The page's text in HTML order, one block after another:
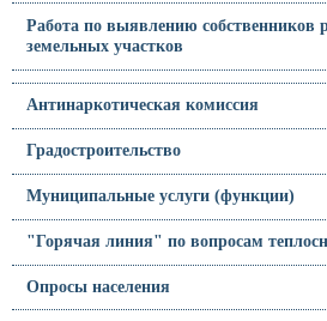
Работа по выявлению собственников
земельных участков
Антинаркотическая комиссия
Градостроительство
Муниципальные услуги (функции)
"Горячая линия" по вопросам
Опросы населения